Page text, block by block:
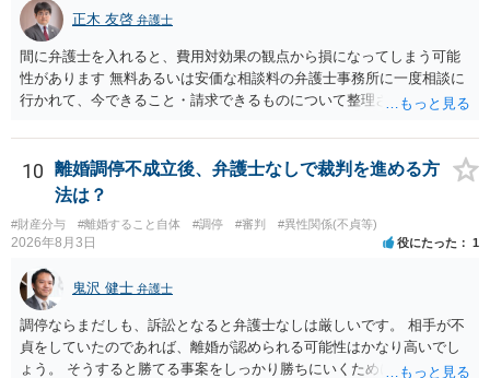
正木 友啓 弁護士
間に弁護士を入れると、費用対効果の観点から損になってしまう可能
性があります 無料あるいは安価な相談料の弁護士事務所に一度相談に
行かれて、今できること・請求できるものについて整理されるのがよ
10
離婚調停不成立後、弁護士なしで裁判を進める方
法は？
#財産分与 #離婚すること自体 #調停 #審判 #異性関係(不貞等)
2026年8月3日 役にたった 1
鬼沢 健士 弁護士
調停ならまだしも、訴訟となると弁護士なしは厳しいです。 相手が不
貞をしていたのであれば、離婚が認められる可能性はかなり高いでし
ょう。 そうすると勝てる事案をしっかり勝ちにいくためにも弁護士委